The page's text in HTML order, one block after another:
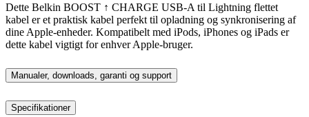
Dette Belkin BOOST ↑ CHARGE USB-A til Lightning flettet
kabel er et praktisk kabel perfekt til opladning og synkronisering af
dine Apple-enheder. Kompatibelt med iPods, iPhones og iPads er
dette kabel vigtigt for enhver Apple-bruger.
Manualer, downloads, garanti og support
Specifikationer